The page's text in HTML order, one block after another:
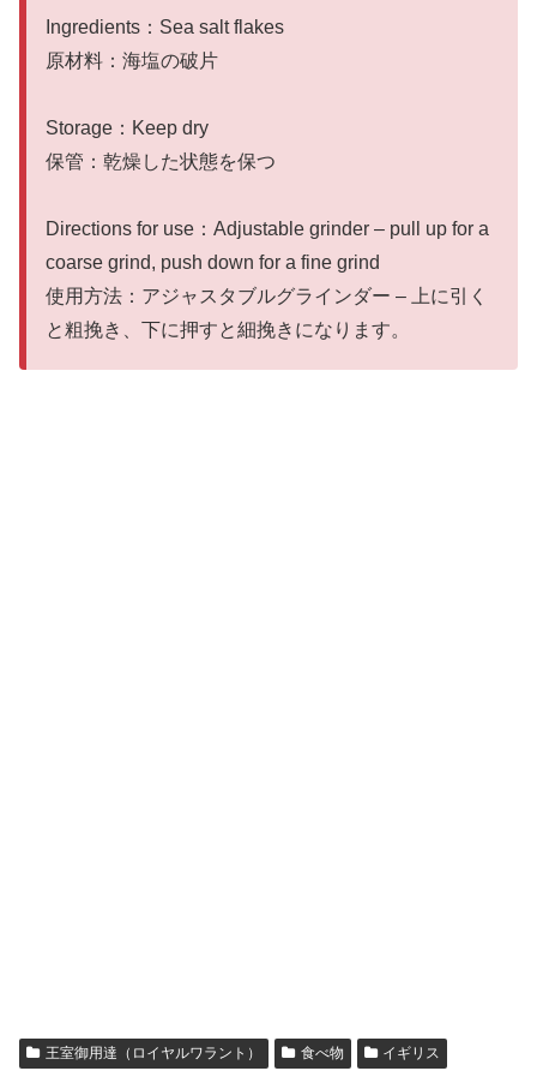
Ingredients：Sea salt flakes
原材料：海塩の破片
Storage：Keep dry
保管：乾燥した状態を保つ
Directions for use：Adjustable grinder – pull up for a
coarse grind, push down for a fine grind
使用方法：アジャスタブルグラインダー – 上に引く
と粗挽き、下に押すと細挽きになります。
王室御用達（ロイヤルワラント） 食べ物 イギリス